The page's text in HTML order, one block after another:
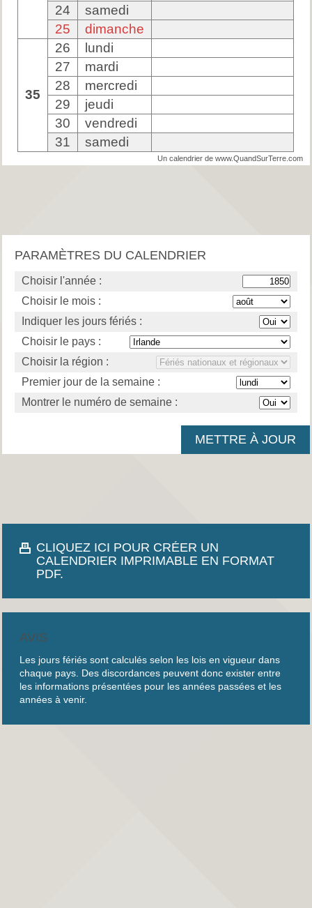
24
samedi
25
dimanche
35
26
lundi
27
mardi
28
mercredi
29
jeudi
30
vendredi
31
samedi
Un calendrier de www.QuandSurTerre.com
PARAMÈTRES DU CALENDRIER
Choisir l'année :
Choisir le mois :
Indiquer les jours fériés :
Choisir le pays :
Choisir la région :
Premier jour de la semaine :
Montrer le numéro de semaine :
CLIQUEZ ICI POUR CRÉER UN
CALENDRIER IMPRIMABLE EN FORMAT
PDF.
AVIS
Les jours fériés sont calculés selon les lois en vigueur dans
chaque pays. Des discordances peuvent donc exister entre
les informations présentées pour les années passées et les
années à venir.